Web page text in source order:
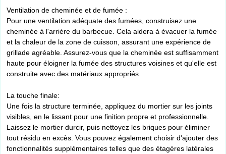
Ventilation de cheminée et de fumée :
Pour une ventilation adéquate des fumées, construisez une
cheminée à l'arrière du barbecue. Cela aidera à évacuer la fumée
et la chaleur de la zone de cuisson, assurant une expérience de
grillade agréable. Assurez-vous que la cheminée est suffisamment
haute pour éloigner la fumée des structures voisines et qu'elle est
construite avec des matériaux appropriés.
La touche finale:
Une fois la structure terminée, appliquez du mortier sur les joints
visibles, en le lissant pour une finition propre et professionnelle.
Laissez le mortier durcir, puis nettoyez les briques pour éliminer
tout résidu en excès. Vous pouvez également choisir d'ajouter des
fonctionnalités supplémentaires telles que des étagères latérales